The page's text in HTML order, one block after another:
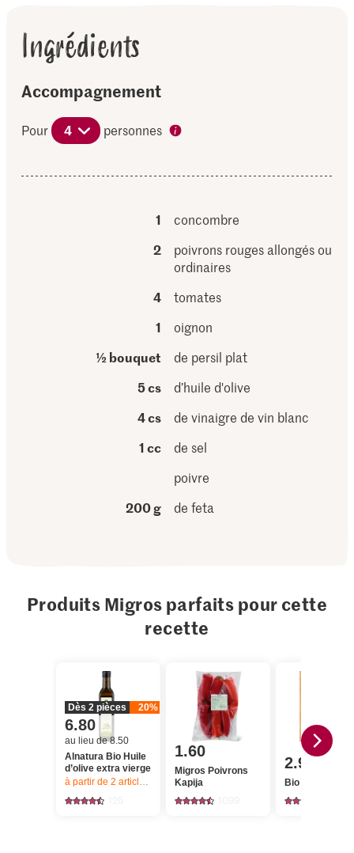
Ingrédients
Accompagnement
Pour 4 personnes
1
concombre
2
poivrons rouges allongés ou
ordinaires
4
tomates
1
oignon
½ bouquet
de persil plat
5 cs
d’huile d'olive
4 cs
de vinaigre de vin blanc
1 cc
de sel
poivre
200 g
de feta
Produits Migros parfaits pour cette
recette
Dès 2 pièces 20%
6.80
au lieu de 8.50
Alnatura Bio Huile
d’olive extra vierge
à partir de 2 articles, Offre valable du 6.8 au 12.8.2026, jusqu’à
1.60
Migros Poivrons
Kapija
2.95
Bio Feta